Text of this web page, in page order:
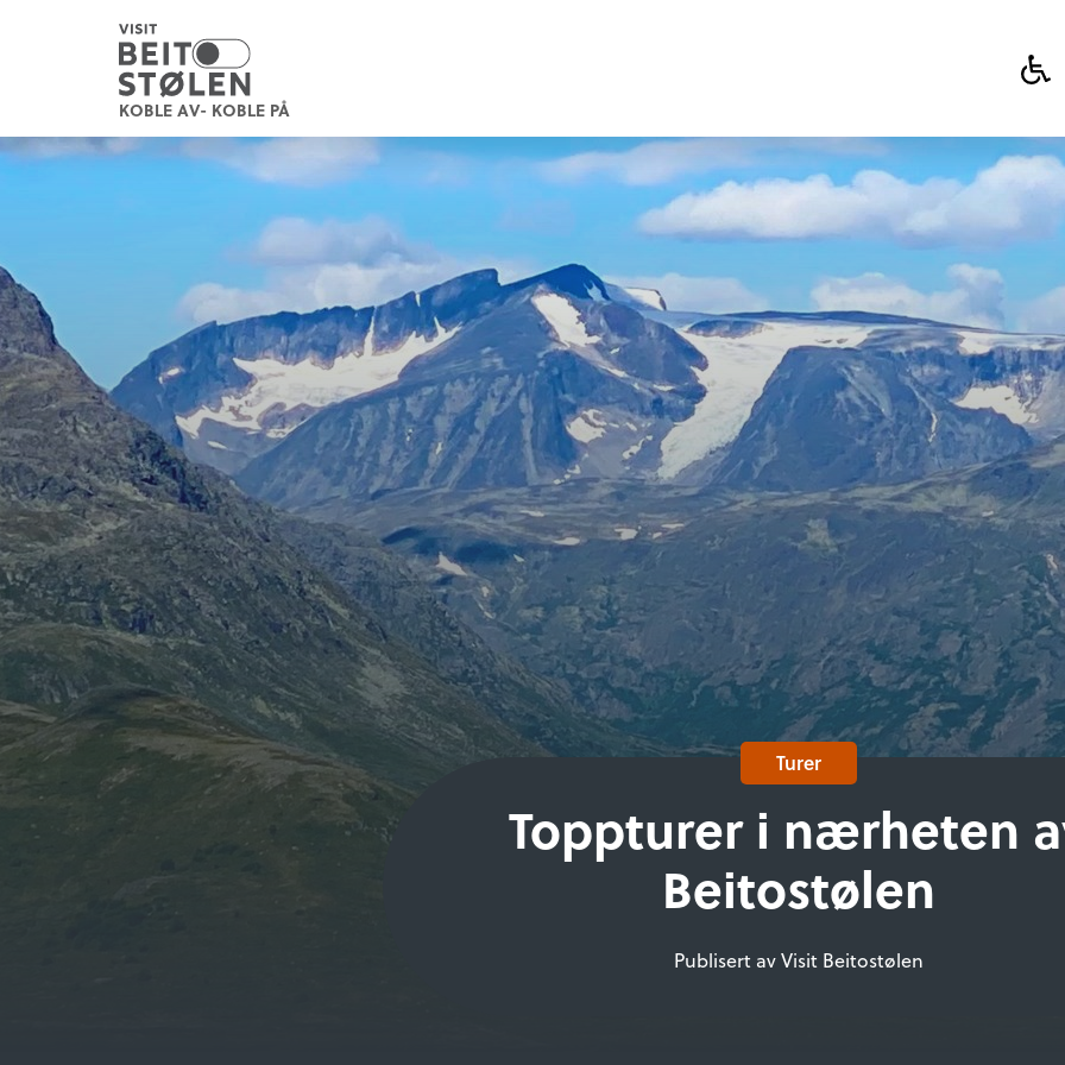
KOBLE AV- KOBLE PÅ
Turer
Toppturer i nærheten
Beitostølen
Publisert av Visit Beitostølen